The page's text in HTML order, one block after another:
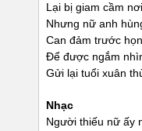
Lại bị giam cầm
Nhưng nữ anh
Can đảm trước
Để được ngắm
Gửi lại tuổi xuân
Nhạc
Người thiếu nữ ấy